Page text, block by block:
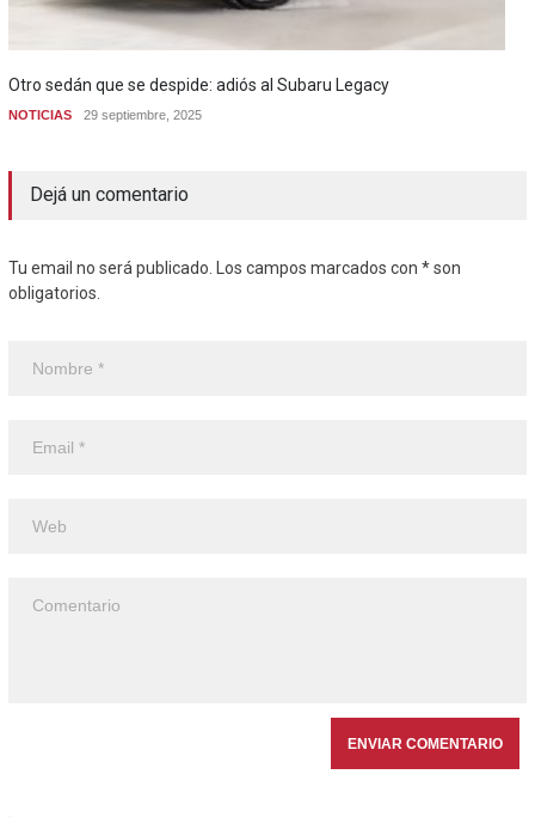
Otro sedán que se despide: adiós al Subaru Legacy
NOTICIAS 29 septiembre, 2025
Dejá un comentario
Tu email no será publicado. Los campos marcados con * son
obligatorios.